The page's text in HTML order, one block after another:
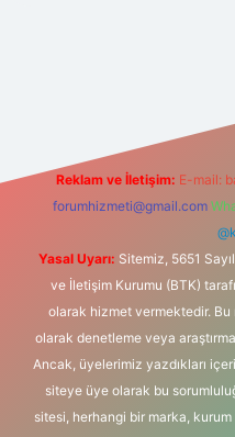
Reklam ve İletişim: E-mail:
forumhizmeti@gmail.com
Yasal Uyarı: Sitemiz, 5651
ve İletişim Kurumu (BTK)
olarak hizmet vermektedir.
olarak denetleme veya
Ancak, üyelerimiz yazdıkları
siteye üye olarak bu
sitesi, herhangi bir marka, kurum